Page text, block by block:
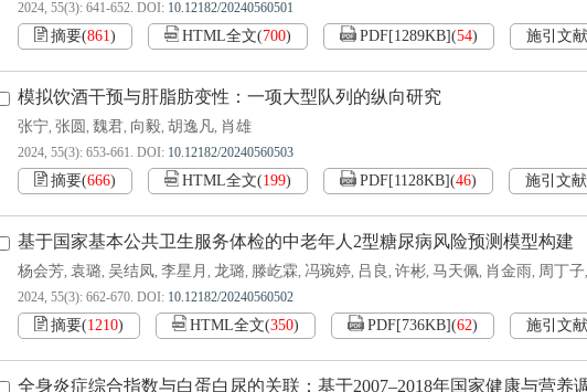
2024, 55(3): 641-652. DOI: 10.12182/20240560501
摘要(861) HTML全文(700) PDF[1289KB](54) 施引文献
模拟饮酒干预与肝脂肪变性：一项大型队列的纵向研究
张宁, 张圆 , 魏君, 向毅, 胡逸凡, 肖雄
2024, 55(3): 653-661. DOI: 10.12182/20240560503
摘要(666) HTML全文(199) PDF[1128KB](46) 施引文献
基于国家基本公共卫生服务体检的中老年人2型糖尿病风险预测模型构建
杨会芳, 袁璐, 吴结凤, 李星月 , 龙璐, 滕屹霖, 冯琬婷, 吕良, 许彬, 马天佩, 肖金雨, 周丁子,
2024, 55(3): 662-670. DOI: 10.12182/20240560502
摘要(1210) HTML全文(350) PDF[736KB](62) 施引文献
全身炎症综合指数与白蛋白尿的关联：基于2007–2018年国家健康与营养